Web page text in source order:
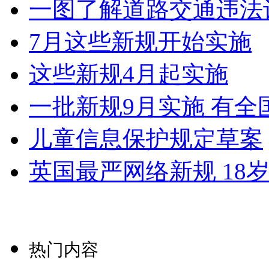
一图了解道路交通违
7月这些新规开始实施
这些新规4月起实施
一批新规9月实施 有全
儿童信息保护规定草案
英国最严网络新规 18
热门内容